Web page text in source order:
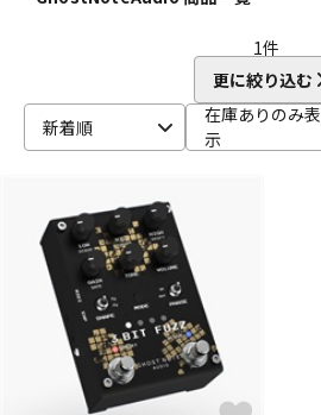
ベース
ドラム
キーボード
管楽器
1件
更に絞り込む
新着順
在庫ありのみ表
示